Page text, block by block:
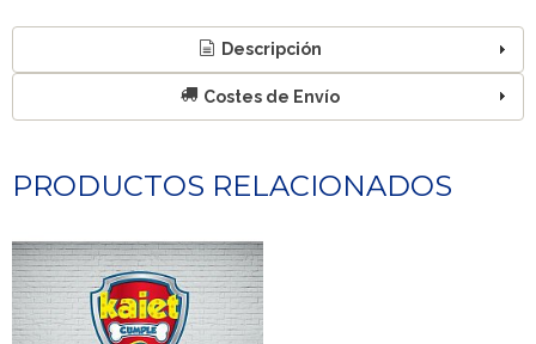
Descripción
Costes de Envío
PRODUCTOS RELACIONADOS